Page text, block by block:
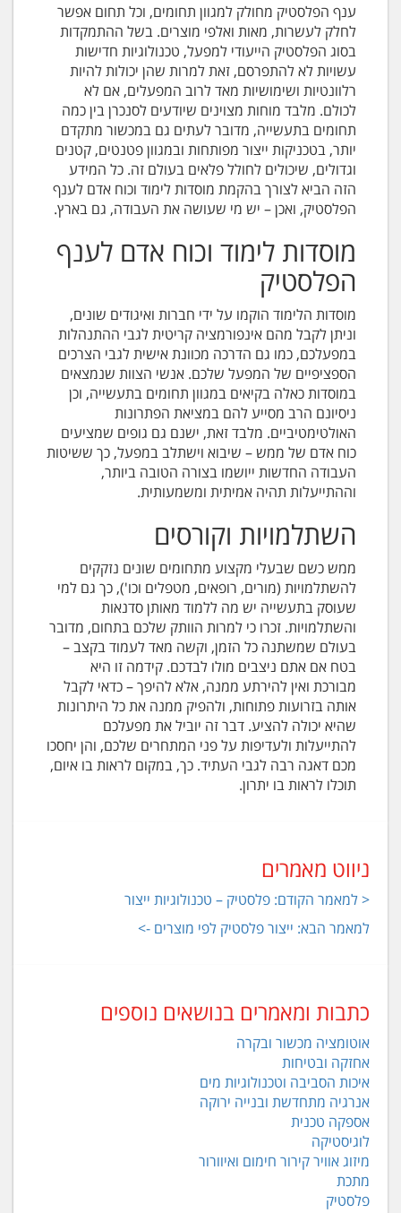
ענף הפלסטיק מחולק למגוון תחומים, וכל תחום אפשר
לחלק לעשרות, מאות ואלפי מוצרים. בשל ההתמקדות
בסוג הפלסטיק הייעודי למפעל, טכנולוגיות חדישות
עשויות לא להתפרסם, זאת למרות שהן יכולות להיות
רלוונטיות ושימושיות מאד לרוב המפעלים, אם לא
לכולם. מלבד מוחות מצוינים שיודעים לסנכרן בין כמה
תחומים בתעשייה, מדובר לעתים גם במכשור מתקדם
יותר, בטכניקות ייצור מפותחות ובמגוון פטנטים, קטנים
וגדולים, שיכולים לחולל פלאים בעולם זה. כל המידע
הזה הביא לצורך בהקמת מוסדות לימוד וכוח אדם לענף
הפלסטיק, ואכן – יש מי שעושה את העבודה, גם בארץ.
מוסדות לימוד וכוח אדם לענף
הפלסטיק
מוסדות הלימוד הוקמו על ידי חברות ואיגודים שונים,
וניתן לקבל מהם אינפורמציה קריטית לגבי ההתנהלות
במפעלכם, כמו גם הדרכה מכוונת אישית לגבי הצרכים
הספציפיים של המפעל שלכם. אנשי הצוות שנמצאים
במוסדות כאלה בקיאים במגוון תחומים בתעשייה, וכן
ניסיונם הרב מסייע להם במציאת הפתרונות
האולטימטיביים. מלבד זאת, ישנם גם גופים שמציעים
כוח אדם של ממש – שיבוא וישתלב במפעל, כך ששיטות
העבודה החדשות ייושמו בצורה הטובה ביותר,
וההתייעלות תהיה אמיתית ומשמעותית.
השתלמויות וקורסים
ממש כשם שבעלי מקצוע מתחומים שונים נזקקים
להשתלמויות (מורים, רופאים, מטפלים וכו'), כך גם למי
שעוסק בתעשייה יש מה ללמוד מאותן סדנאות
והשתלמויות. זכרו כי למרות הוותק שלכם בתחום, מדובר
בעולם שמשתנה כל הזמן, וקשה מאד לעמוד בקצב –
בטח אם אתם ניצבים מולו לבדכם. קידמה זו היא
מבורכת ואין להירתע ממנה, אלא להיפך – כדאי לקבל
אותה בזרועות פתוחות, ולהפיק ממנה את כל היתרונות
שהיא יכולה להציע. דבר זה יוביל את מפעלכם
להתייעלות ולעדיפות על פני המתחרים שלכם, והן יחסכו
מכם דאגה רבה לגבי העתיד. כך, במקום לראות בו איום,
תוכלו לראות בו יתרון.
ניווט מאמרים
< למאמר הקודם: פלסטיק – טכנולוגיות ייצור
למאמר הבא: ייצור פלסטיק לפי מוצרים ->
כתבות ומאמרים בנושאים נוספים
אוטומציה מכשור ובקרה
אחזקה ובטיחות
איכות הסביבה וטכנולוגיות מים
אנרגיה מתחדשת ובנייה ירוקה
אספקה טכנית
לוגיסטיקה
מיזוג אוויר קירור חימום ואיוורור
מתכת
פלסטיק